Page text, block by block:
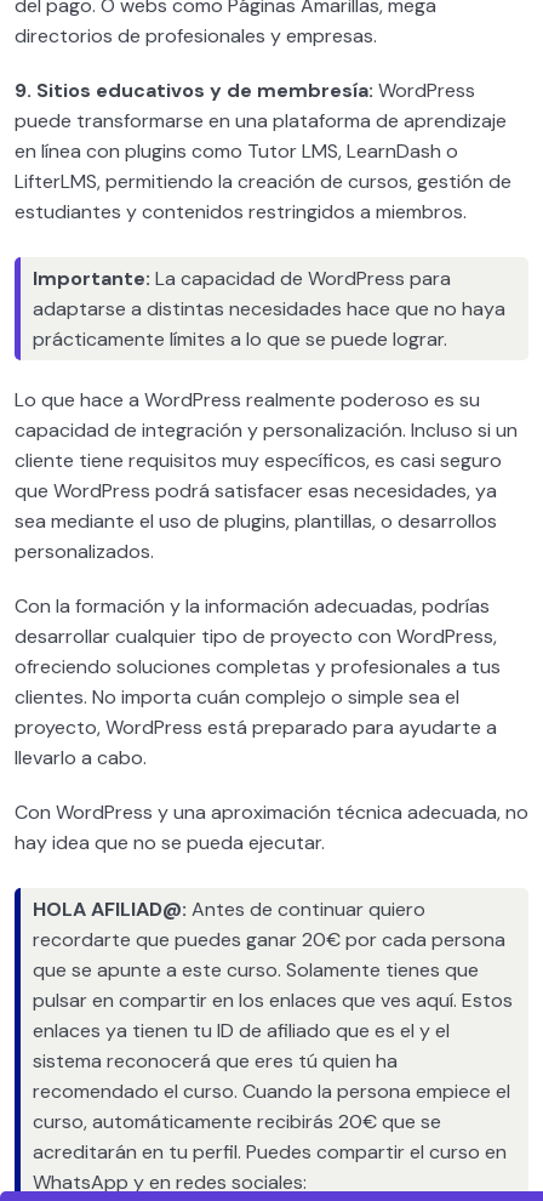
del pago. O webs como Páginas Amarillas, mega
directorios de profesionales y empresas.
9. Sitios educativos y de membresía: WordPress
puede transformarse en una plataforma de aprendizaje
en línea con plugins como Tutor LMS, LearnDash o
LifterLMS, permitiendo la creación de cursos, gestión de
estudiantes y contenidos restringidos a miembros.
Importante: La capacidad de WordPress para
adaptarse a distintas necesidades hace que no haya
prácticamente límites a lo que se puede lograr.
Lo que hace a WordPress realmente poderoso es su
capacidad de integración y personalización. Incluso si un
cliente tiene requisitos muy específicos, es casi seguro
que WordPress podrá satisfacer esas necesidades, ya
sea mediante el uso de plugins, plantillas, o desarrollos
personalizados.
Con la formación y la información adecuadas, podrías
desarrollar cualquier tipo de proyecto con WordPress,
ofreciendo soluciones completas y profesionales a tus
clientes. No importa cuán complejo o simple sea el
proyecto, WordPress está preparado para ayudarte a
llevarlo a cabo.
Con WordPress y una aproximación técnica adecuada, no
hay idea que no se pueda ejecutar.
HOLA AFILIAD@: Antes de continuar quiero
recordarte que puedes ganar 20€ por cada persona
que se apunte a este curso. Solamente tienes que
pulsar en compartir en los enlaces que ves aquí. Estos
enlaces ya tienen tu ID de afiliado que es el y el
sistema reconocerá que eres tú quien ha
recomendado el curso. Cuando la persona empiece el
curso, automáticamente recibirás 20€ que se
acreditarán en tu perfil. Puedes compartir el curso en
WhatsApp y en redes sociales: